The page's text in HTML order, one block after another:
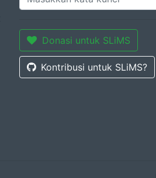
Donasi untuk SLiMS
Kontribusi untuk SLiMS?